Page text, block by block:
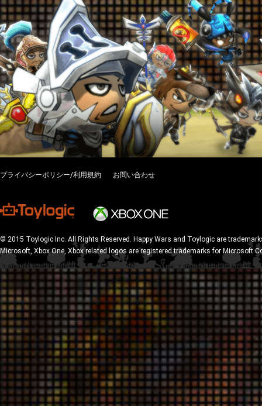
プライバシーポリシー/利用規約 お問い合わせ
© 2015 Toylogic Inc. All Rights Reserved. Happy Wars and Toylogic are
Microsoft, Xbox One, Xbox related logos are registered trademarks for Microsoft